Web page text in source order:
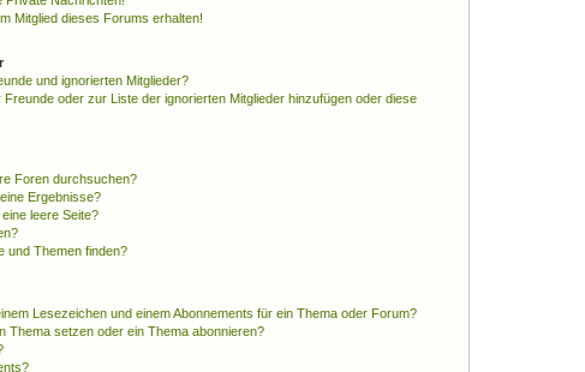
Mitglied dieses Forums erhalten!
und ignorierten Mitglieder?
oder zur Liste der ignorierten Mitglieder hinzufügen oder diese
Foren durchsuchen?
Ergebnisse?
leere Seite?
und Themen finden?
Lesezeichen und einem Abonnements für ein Thema oder Forum?
Thema setzen oder ein Thema abonnieren?